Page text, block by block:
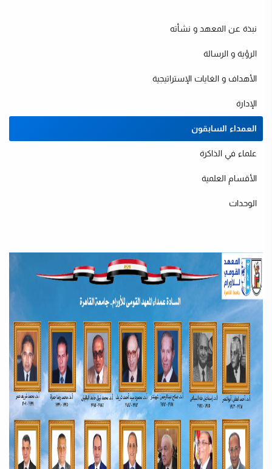
نبذة عن المعهد و نشأته
الرؤية و الرسالة
الأهداف و الغايات الإستراتيجية
الإدارة
العمداء السابقون
علماء في الذاكرة
الأقسام العلمية
الوحدات